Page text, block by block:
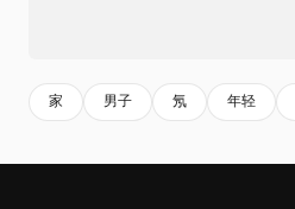
家 男子 氖 年轻